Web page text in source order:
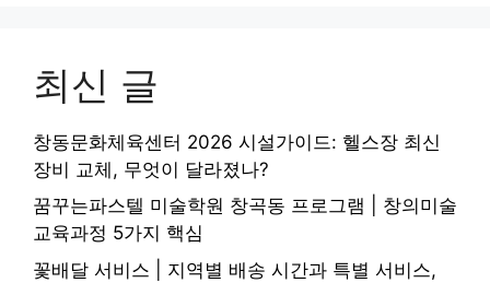
최신 글
창동문화체육센터 2026 시설가이드: 헬스장 최신
장비 교체, 무엇이 달라졌나?
꿈꾸는파스텔 미술학원 창곡동 프로그램 | 창의미술
교육과정 5가지 핵심
꽃배달 서비스 | 지역별 배송 시간과 특별 서비스,